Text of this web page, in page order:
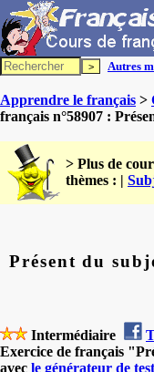
Autres
Apprendre le français >
français n°58907 :
> Plus de
thèmes : |
Présent du
Intermédiaire
Exercice de français
avec le générateur de